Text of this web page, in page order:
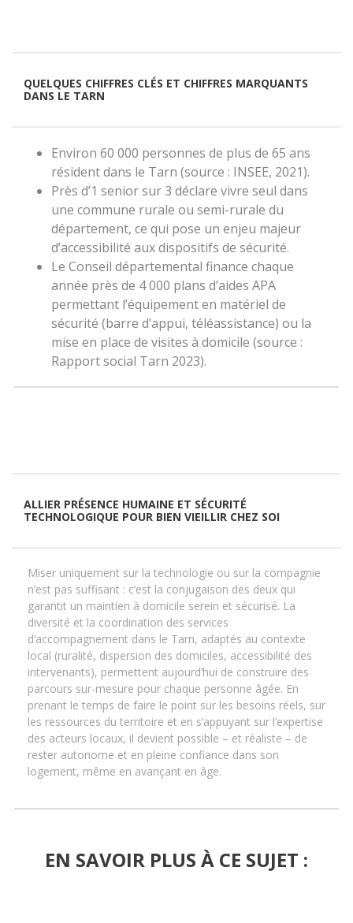
QUELQUES CHIFFRES CLÉS ET CHIFFRES MARQUANTS
DANS LE TARN
Environ 60 000 personnes de plus de 65 ans
résident dans le Tarn (source : INSEE, 2021).
Près d’1 senior sur 3 déclare vivre seul dans
une commune rurale ou semi-rurale du
département, ce qui pose un enjeu majeur
d’accessibilité aux dispositifs de sécurité.
Le Conseil départemental finance chaque
année près de 4 000 plans d’aides APA
permettant l’équipement en matériel de
sécurité (barre d’appui, téléassistance) ou la
mise en place de visites à domicile (source :
Rapport social Tarn 2023).
ALLIER PRÉSENCE HUMAINE ET SÉCURITÉ
TECHNOLOGIQUE POUR BIEN VIEILLIR CHEZ SOI
Miser uniquement sur la technologie ou sur la compagnie
n’est pas suffisant : c’est la conjugaison des deux qui
garantit un maintien à domicile serein et sécurisé. La
diversité et la coordination des services
d’accompagnement dans le Tarn, adaptés au contexte
local (ruralité, dispersion des domiciles, accessibilité des
intervenants), permettent aujourd’hui de construire des
parcours sur-mesure pour chaque personne âgée. En
prenant le temps de faire le point sur les besoins réels, sur
les ressources du territoire et en s’appuyant sur l’expertise
des acteurs locaux, il devient possible – et réaliste – de
rester autonome et en pleine confiance dans son
logement, même en avançant en âge.
EN SAVOIR PLUS À CE SUJET :